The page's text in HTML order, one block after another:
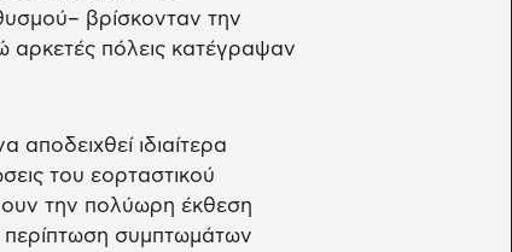
βρίσκονταν την
αρκετές πόλεις κατέγραψαν
ιδιαίτερα
του εορταστικού
την πολύωρη έκθεση
περίπτωση συμπτωμάτων